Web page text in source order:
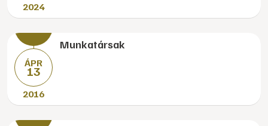
2024
ÁPR
13
2016
Munkatársak